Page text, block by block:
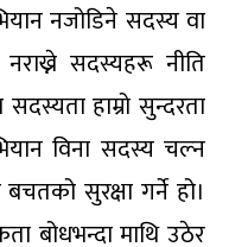
नजोडिने सदस्य वा
सदस्यहरू नीति
हाम्रो सुन्दरता
विना सदस्य चल्न
सुरक्षा गर्ने हो।
बोधभन्दा माथि उठेर